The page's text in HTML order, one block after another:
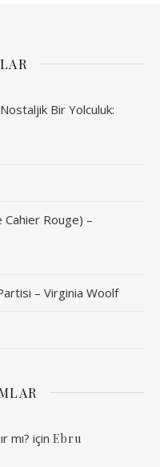
Bir Yolculuk:
Cahier Rouge) –
– Virginia Woolf
mı? için Ebru